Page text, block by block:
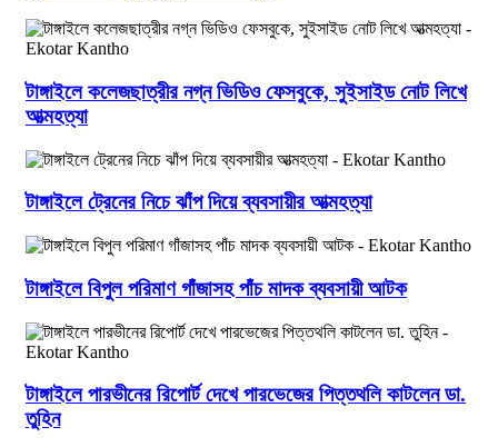
টাঙ্গাইলে কলেজছাত্রীর নগ্ন ভিডিও ফেসবুকে, সুইসাইড নোট লিখে
আত্মহত্যা
টাঙ্গাইলে ট্রেনের নিচে ঝাঁপ দিয়ে ব্যবসায়ীর আত্মহত্যা
টাঙ্গাইলে বিপুল পরিমাণ গাঁজাসহ পাঁচ মাদক ব্যবসায়ী আটক
টাঙ্গাইলে পারভীনের রিপোর্ট দেখে পারভেজের পিত্তথলি কাটলেন ডা.
তুহিন